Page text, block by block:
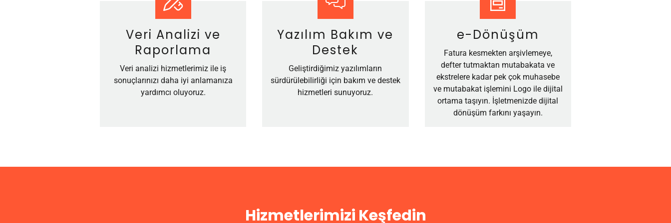
Veri Analizi ve
Raporlama
Veri analizi hizmetlerimiz ile iş
sonuçlarınızı daha iyi anlamanıza
yardımcı oluyoruz.
Yazılım Bakım ve
Destek
Geliştirdiğimiz yazılımların
sürdürülebilirliği için bakım ve destek
hizmetleri sunuyoruz.
e-Dönüşüm
Fatura kesmekten arşivlemeye,
defter tutmaktan mutabakata ve
ekstrelere kadar pek çok muhasebe
ve mutabakat işlemini Logo ile dijital
ortama taşıyın. İşletmenizde dijital
dönüşüm farkını yaşayın.
Hizmetlerimizi Keşfedin